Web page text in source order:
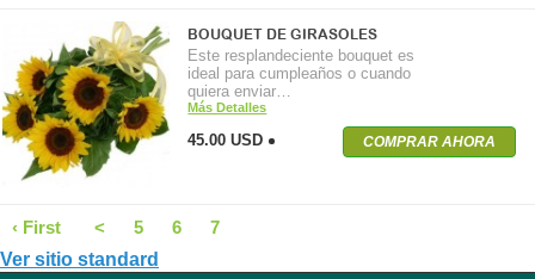
BOUQUET DE GIRASOLES
Este resplandeciente bouquet es
ideal para cumpleaños o cuando
quiera enviar…
Más Detalles
45.00 USD COMPRAR AHORA
‹ First < 5 6
7
Ver sitio standard